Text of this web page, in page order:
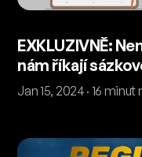
EXKLUZIVNĚ:
nám říkají
Jan 15, 2024 · 16 minut